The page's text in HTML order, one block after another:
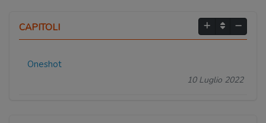
CAPITOLI
Oneshot
10 Luglio 2022